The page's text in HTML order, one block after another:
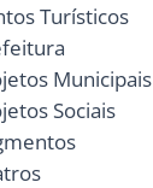
Turísticos
Municipais
Sociais